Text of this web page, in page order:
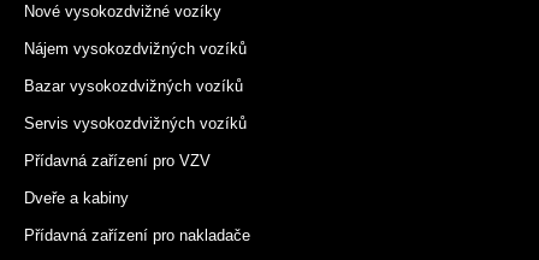
Nové vysokozdvižné vozíky
Nájem vysokozdvižných vozíků
Bazar vysokozdvižných vozíků
Servis vysokozdvižných vozíků
Přídavná zařízení pro VZV
Dveře a kabiny
Přídavná zařízení pro nakladače